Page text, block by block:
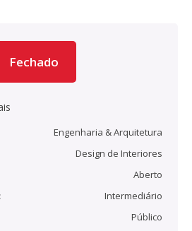
Fechado
Engenharia & Arquitetura
Design de Interiores
Aberto
Intermediário
Público